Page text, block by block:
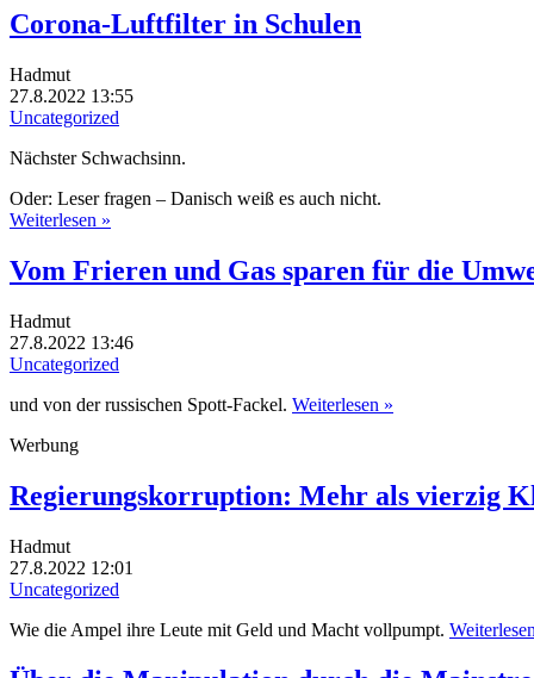
Corona-Luftfilter in Schulen
Hadmut
27.8.2022 13:55
Uncategorized
Nächster Schwachsinn.
Oder: Leser fragen – Danisch weiß es auch nicht.
Weiterlesen »
Vom Frieren und Gas sparen für die
Hadmut
27.8.2022 13:46
Uncategorized
und von der russischen Spott-Fackel. Weiterlesen »
Werbung
Regierungskorruption: Mehr als vierzig
Hadmut
27.8.2022 12:01
Uncategorized
Wie die Ampel ihre Leute mit Geld und Macht vollpumpt.